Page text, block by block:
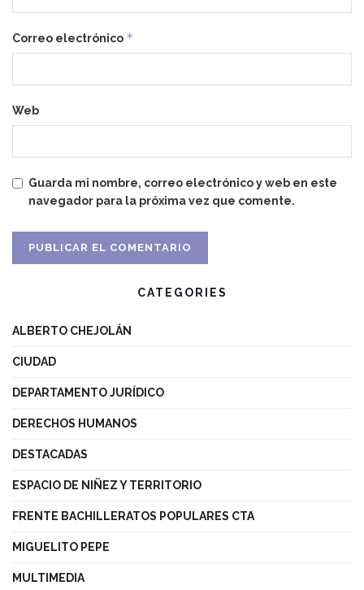
Correo electrónico *
Web
Guarda mi nombre, correo electrónico y web en este
navegador para la próxima vez que comente.
CATEGORIES
ALBERTO CHEJOLÁN
CIUDAD
DEPARTAMENTO JURÍDICO
DERECHOS HUMANOS
DESTACADAS
ESPACIO DE NIÑEZ Y TERRITORIO
FRENTE BACHILLERATOS POPULARES CTA
MIGUELITO PEPE
MULTIMEDIA